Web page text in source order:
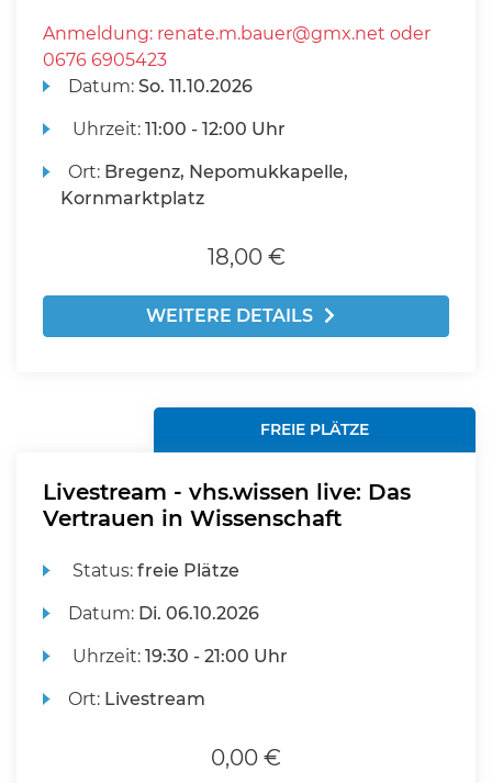
Anmeldung: renate.m.bauer@gmx.net oder
0676 6905423
Datum:So. 11.10.2026
Uhrzeit:11:00 - 12:00 Uhr
Ort: Bregenz, Nepomukkapelle,
Kornmarktplatz
18,00 €
WEITERE DETAILS
FREIE PLÄTZE
Livestream - vhs.wissen live: Das
Vertrauen in Wissenschaft
Status:freie Plätze
Datum: Di. 06.10.2026
Uhrzeit:19:30 - 21:00 Uhr
Ort: Livestream
0,00 €